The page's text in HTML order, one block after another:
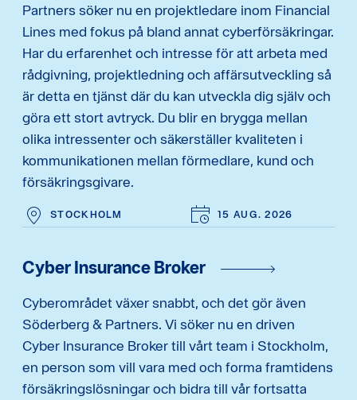
Partners söker nu en projektledare inom Financial
Lines med fokus på bland annat cyberförsäkringar.
Har du erfarenhet och intresse för att arbeta med
rådgivning, projektledning och affärsutveckling så
är detta en tjänst där du kan utveckla dig själv och
göra ett stort avtryck. Du blir en brygga mellan
olika intressenter och säkerställer kvaliteten i
kommunikationen mellan förmedlare, kund och
försäkringsgivare.
STOCKHOLM 15 AUG. 2026
Cyber Insurance Broker
Cyberområdet växer snabbt, och det gör även
Söderberg & Partners. Vi söker nu en driven
Cyber Insurance Broker till vårt team i Stockholm,
en person som vill vara med och forma framtidens
försäkringslösningar och bidra till vår fortsatta